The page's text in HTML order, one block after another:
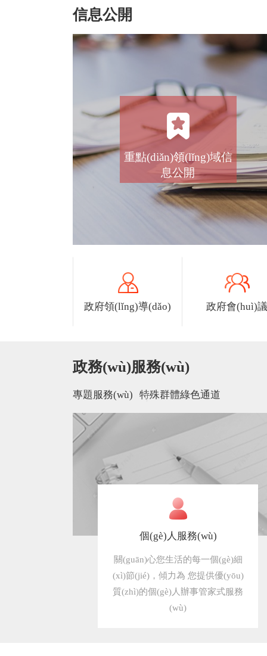
信息公開
重點(diǎn)領(lǐng)域信
息公開
政府領(lǐng)導(dǎo) 政府會(huì)議
政務(wù)服務(wù)
專題服務(wù) 特殊群體綠色通道
個(gè)人服務(wù)
關(guān)心您生活的每一個(gè)細
(xì)節(jié)，傾力為 您提供優(yōu)
質(zhì)的個(gè)人辦事管家式服務
(wù)